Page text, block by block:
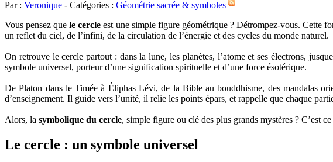
Par : Veronique - Catégories : Géométrie sacrée & symboles
Vous pensez quele cercle est une simple figure géométrique ? Détrompez-vous. Cette
un reflet du ciel, de l’infini, de la circulation de l’énergie et des cycles du monde naturel.
On retrouve le cercle partout : dans la lune, les planètes, l’atome et ses électrons,
symbole universel, porteur d’une signification spirituelle et d’une force ésotérique.
De Platon dans le Timée à Éliphas Lévi, de la Bible au bouddhisme, des mandalas
d’enseignement. Il guide vers l’unité, il relie les points épars, et rappelle que chaque
Alors, la symbolique du cercle, simple figure ou clé des plus grands mystères ? C’est
Le cercle : un symbole universel